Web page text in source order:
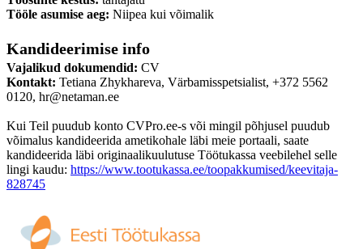
Tööle asumise aeg: Niipea kui võimalik
Kandideerimise info
Vajalikud dokumendid: CV
Kontakt: Tetiana Zhykhareva, Värbamisspetsialist, +372 5562
0120, hr@netaman.ee
Kui Teil puudub konto CVPro.ee-s või mingil põhjusel puudub
võimalus kandideerida ametikohale läbi meie portaali, saate
kandideerida läbi originaalikuulutuse Töötukassa veebilehel selle
lingi kaudu: https://www.tootukassa.ee/toopakkumised/keevitaja-
828745